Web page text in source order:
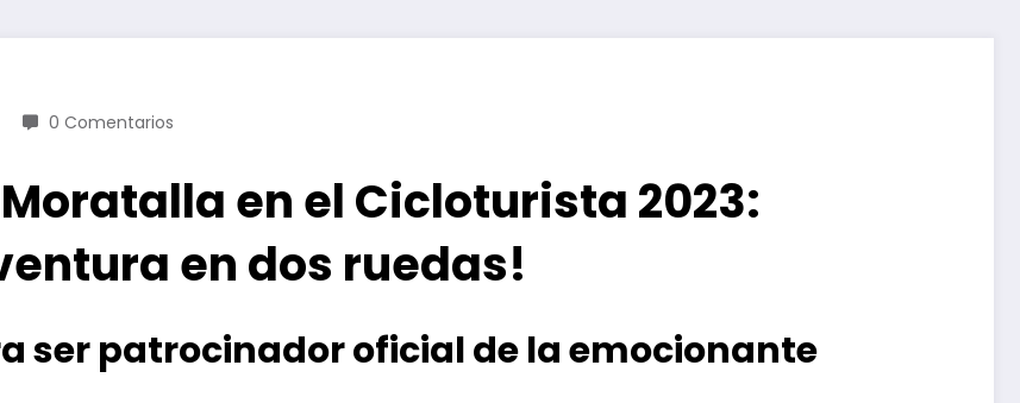
0 Comentarios
en el Cicloturista 2023:
en dos ruedas!
ser patrocinador oficial de la emocionante